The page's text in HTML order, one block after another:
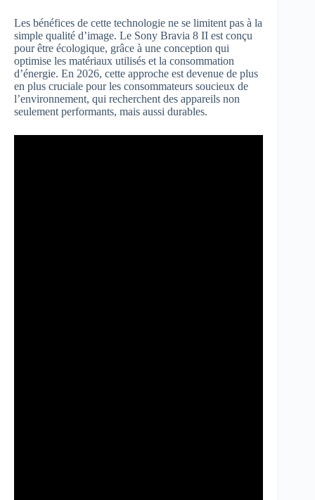
Les bénéfices de cette technologie ne se limitent pas à la
simple qualité d’image. Le Sony Bravia 8 II est conçu
pour être écologique, grâce à une conception qui
optimise les matériaux utilisés et la consommation
d’énergie. En 2026, cette approche est devenue de plus
en plus cruciale pour les consommateurs soucieux de
l’environnement, qui recherchent des appareils non
seulement performants, mais aussi durables.